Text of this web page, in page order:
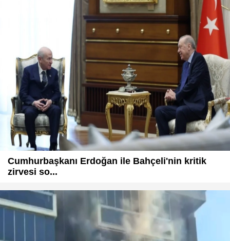
Cumhurbaşkanı Erdoğan ile Bahçeli'nin kritik
zirvesi so...